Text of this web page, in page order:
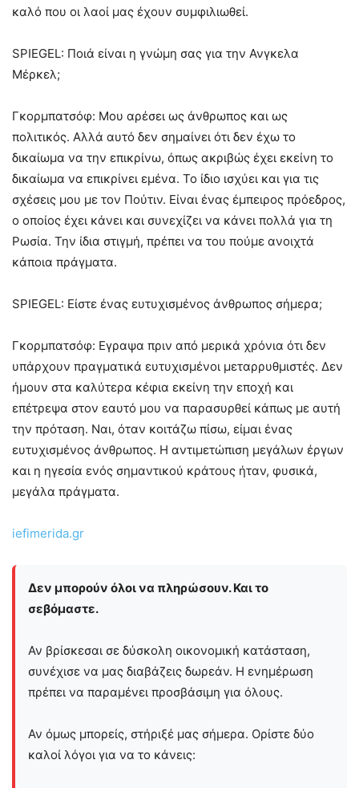
καλό που οι λαοί μας έχουν συμφιλιωθεί.
SPIEGEL: Ποιά είναι η γνώμη σας για την Ανγκελα
Μέρκελ;
Γκορμπατσόφ: Μου αρέσει ως άνθρωπος και ως
πολιτικός. Αλλά αυτό δεν σημαίνει ότι δεν έχω το
δικαίωμα να την επικρίνω, όπως ακριβώς έχει εκείνη το
δικαίωμα να επικρίνει εμένα. Το ίδιο ισχύει και για τις
σχέσεις μου με τον Πούτιν. Είναι ένας έμπειρος πρόεδρος,
ο οποίος έχει κάνει και συνεχίζει να κάνει πολλά για τη
Ρωσία. Την ίδια στιγμή, πρέπει να του πούμε ανοιχτά
κάποια πράγματα.
SPIEGEL: Είστε ένας ευτυχισμένος άνθρωπος σήμερα;
Γκορμπατσόφ: Εγραψα πριν από μερικά χρόνια ότι δεν
υπάρχουν πραγματικά ευτυχισμένοι μεταρρυθμιστές. Δεν
ήμουν στα καλύτερα κέφια εκείνη την εποχή και
επέτρεψα στον εαυτό μου να παρασυρθεί κάπως με αυτή
την πρόταση. Ναι, όταν κοιτάζω πίσω, είμαι ένας
ευτυχισμένος άνθρωπος. Η αντιμετώπιση μεγάλων έργων
και η ηγεσία ενός σημαντικού κράτους ήταν, φυσικά,
μεγάλα πράγματα.
iefimerida.gr
Δεν μπορούν όλοι να πληρώσουν. Και το
σεβόμαστε.
Αν βρίσκεσαι σε δύσκολη οικονομική κατάσταση,
συνέχισε να μας διαβάζεις δωρεάν. Η ενημέρωση
πρέπει να παραμένει προσβάσιμη για όλους.
Αν όμως μπορείς, στήριξέ μας σήμερα. Ορίστε δύο
καλοί λόγοι για να το κάνεις: